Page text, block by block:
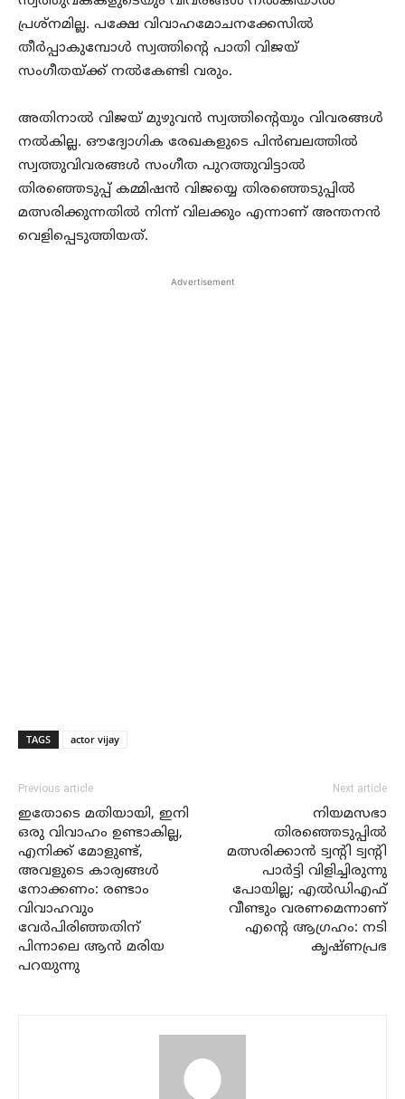
പ്രശ്നമില്ല. പക്ഷേ വിവാഹമോചനക്കേസിൽ
തീർപ്പാകുമ്പോൾ സ്വത്തിന്റെ പാതി വിജയ്
സംഗീതയ്ക്ക് നൽകേണ്ടി വരും.
അതിനാൽ വിജയ് മുഴുവൻ സ്വത്തിന്റെയും വിവരങ്ങൾ
നൽകില്ല. ഔദ്യോഗിക രേഖകളുടെ പിൻബലത്തിൽ
സ്വത്തുവിവരങ്ങൾ സംഗീത പുറത്തുവിട്ടാൽ
തിരഞ്ഞെടുപ്പ് കമ്മിഷൻ വിജയ്യെ തിരഞ്ഞെടുപ്പിൽ
മത്സരിക്കുന്നതിൽ നിന്ന് വിലക്കും എന്നാണ് അന്തനൻ
വെളിപ്പെടുത്തിയത്.
Advertisement
TAGS actor vijay
Previous article
ഇതോടെ മതിയായി, ഇനി
ഒരു വിവാഹം ഉണ്ടാകില്ല,
എനിക്ക് മോളുണ്ട്,
അവളുടെ കാര്യങ്ങൾ
നോക്കണം: രണ്ടാം
വിവാഹവും
വേർപിരിഞ്ഞതിന്
പിന്നാലെ ആൻ മരിയ
പറയുന്നു
Next article
നിയമസഭാ
തിരഞ്ഞെടുപ്പിൽ
മത്സരിക്കാൻ ട്വന്റി ട്വന്റി
പാർട്ടി വിളിച്ചിരുന്നു
പോയില്ല; എൽഡിഎഫ്
വീണ്ടും വരണമെന്നാണ്
എന്റെ ആഗ്രഹം: നടി
കൃഷ്ണപ്രഭ